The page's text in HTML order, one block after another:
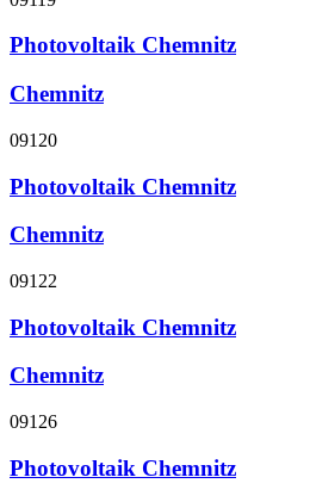
Photovoltaik Chemnitz
Chemnitz
09120
Photovoltaik Chemnitz
Chemnitz
09122
Photovoltaik Chemnitz
Chemnitz
09126
Photovoltaik Chemnitz